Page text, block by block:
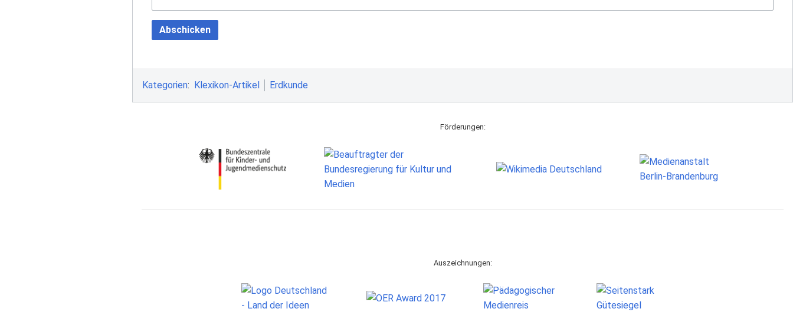
Abschicken
Kategorien: Klexikon-Artikel Erdkunde
Förderungen:
Auszeichnungen: